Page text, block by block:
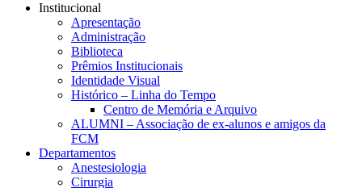
Institucional
Apresentação
Administração
Biblioteca
Prêmios Institucionais
Identidade Visual
Histórico – Linha do Tempo
Centro de Memória e Arquivo
ALUMNI – Associação de ex-alunos e amigos da
FCM
Departamentos
Anestesiologia
Cirurgia